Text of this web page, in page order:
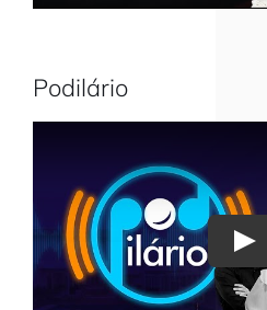
Podilário
Play